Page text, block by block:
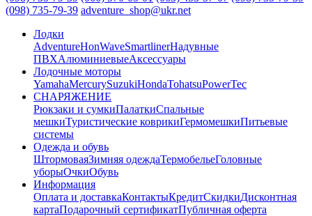
(098) 735-79-39 adventure_shop@ukr.net
Лодки
AdventureHonWaveSmartlinerНадувные
ПВХАлюминиевыеАксессуары
Лодочные моторы
YamahaMercurySuzukiHondaTohatsuPowerTec
СНАРЯЖЕНИЕ
Рюкзаки и сумкиПалаткиСпальные
мешкиТуристические коврикиГермомешкиПитьевые
системы
Одежда и обувь
ШтормоваяЗимняя одеждаТермобельеГоловные
уборыОчкиОбувь
Информация
Оплата и доставкаКонтактыКредитСкидкиДисконтная
картаПодарочный сертификатПубличная оферта